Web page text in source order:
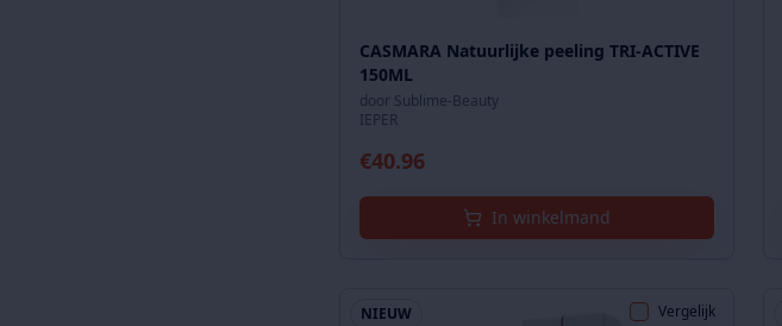
CASMARA Natuurlijke peeling TRI-ACTIVE
150ML
door Sublime-Beauty
IEPER
€40.96
In winkelmand
NIEUW Vergelijk